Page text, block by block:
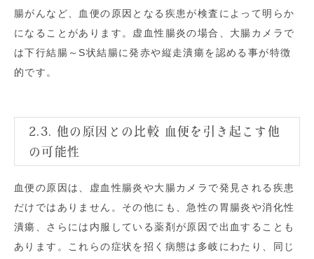
腸がんなど、血便の原因となる疾患が検査によって明らか
になることがあります。虚血性腸炎の場合、大腸カメラで
は下行結腸～S状結腸に発赤や縦走潰瘍を認める事が特徴
的です。
2.3. 他の原因との比較 血便を引き起こす他
の可能性
血便の原因は、虚血性腸炎や大腸カメラで発見される疾患
だけではありません。その他にも、急性の胃腸炎や消化性
潰瘍、さらには内服している薬剤が原因で出血することも
あります。これらの症状を招く病態は多岐にわたり、同じ